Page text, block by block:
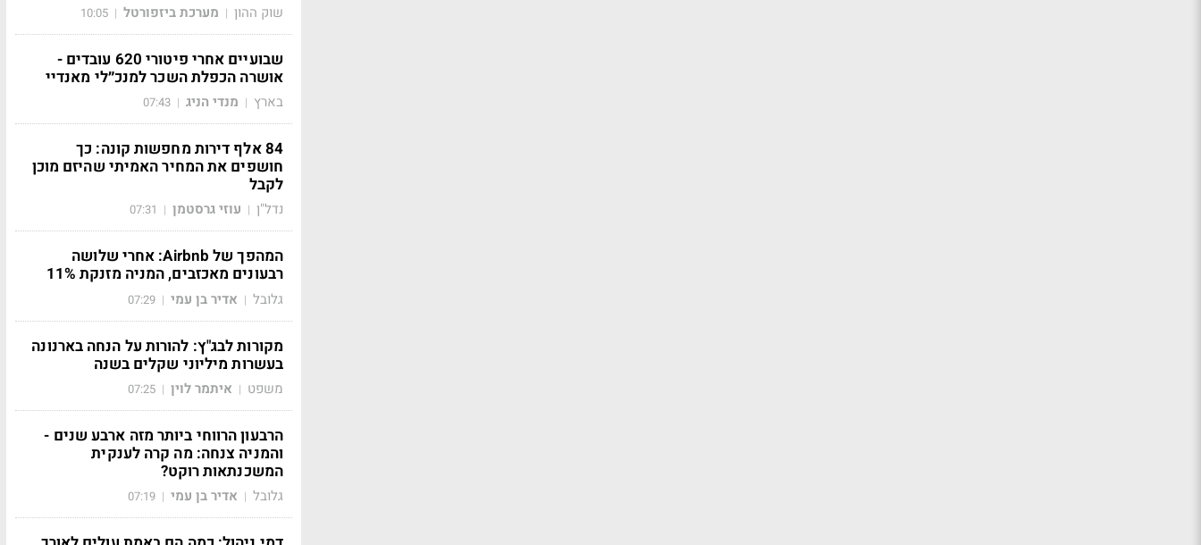
שוק ההון | מערכת ביזפורטל |
10:05
שבועיים אחרי פיטורי 620 עובדים -
אושרה הכפלת השכר למנכ״לי מאנדיי
בארץ | מנדי הניג |
07:43
84 אלף דירות מחפשות קונה: כך
חושפים את המחיר האמיתי שהיזם מוכן
לקבל
נדל"ן | עוזי גרסטמן |
07:31
המהפך של Airbnb: אחרי שלושה
רבעונים מאכזבים, המניה מזנקת 11%
גלובל | אדיר בן עמי |
07:29
מקורות לבג"ץ: להורות על הנחה בארנונה
בעשרות מיליוני שקלים בשנה
משפט | איתמר לוין |
07:25
הרבעון הרווחי ביותר מזה ארבע שנים -
והמניה צנחה: מה קרה לענקית
המשכנתאות רוקט?
גלובל | אדיר בן עמי |
07:19